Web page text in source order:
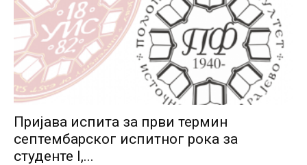
Пријава испита за први термин
септембарског испитног рока за
студенте I,...